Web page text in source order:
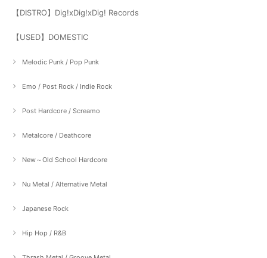
【DISTRO】Dig!xDig!xDig! Records
【USED】DOMESTIC
Melodic Punk / Pop Punk
Emo / Post Rock / Indie Rock
Post Hardcore / Screamo
Metalcore / Deathcore
New～Old School Hardcore
Nu Metal / Alternative Metal
Japanese Rock
Hip Hop / R&B